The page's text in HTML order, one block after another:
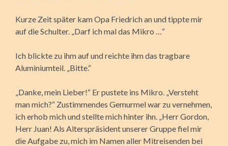
Kurze Zeit später kam Opa Friedrich an und tippte mir
auf die Schulter. „Darf ich mal das Mikro …“
Ich blickte zu ihm auf und reichte ihm das tragbare
Aluminiumteil. „Bitte.“
„Danke, mein Lieber!“ Er pustete ins Mikro. „Versteht
man mich?“ Zustimmendes Gemurmel war zu vernehmen,
ich erhob mich und stellte mich hinter ihn. „Herr Gordon,
Herr Juan! Als Alterspräsident unserer Gruppe fiel mir
die Aufgabe zu, mich im Namen aller Mitreisenden bei